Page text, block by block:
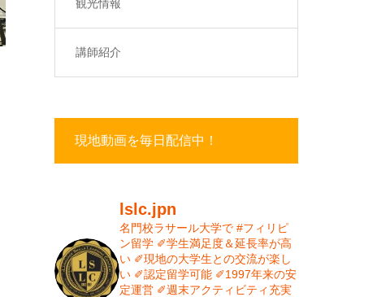
観光情報
講師紹介
現地動画を毎日配信中！
lslc.jpn
名門校ラサール大学で #フィリピ
ン留学⁡ ⁡✐学生満足度＆延長率が高
い⁡ ✐現地の大学生との交流が楽し
い⁡ ✐認定留学可能⁡ ✐1997年来の安
定運営⁡⁡ ✐週末アクティビティ充実⁡